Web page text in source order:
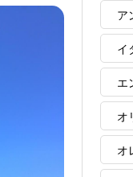
ア
イ
エ
オ
オ